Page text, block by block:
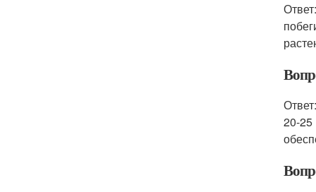
20-25